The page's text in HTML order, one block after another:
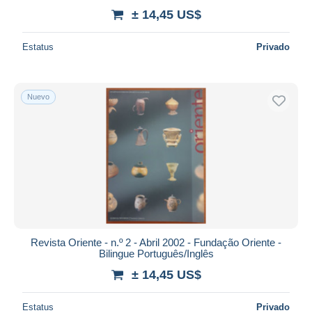
± 14,45 US$
Estatus Privado
Nuevo
Revista Oriente - n.º 2 - Abril 2002 - Fundação Oriente -
Bilingue Português/Inglês
± 14,45 US$
Estatus Privado